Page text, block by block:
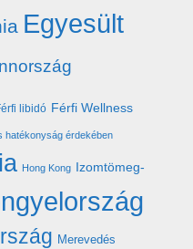
Egyesült
libidó Férfi Wellness
hatékonyság érdekében
Hong Kong Izomtömeg-
Merevedés